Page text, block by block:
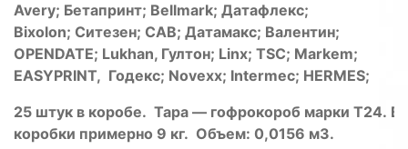
Avery; Бетапринт; Bellmark; Датафлекс;
Bixolon; Ситезен; CAB; Датамакс; Валентин;
OPENDATE; Lukhan, Гултон; Linx; TSC; Markem;
EASYPRINT, Годекс; Novexx; Intermec; HERMES;
25 штук в коробе. Тара — гофрокороб марки T24.
коробки примерно 9 кг. Объем: 0,0156 м3.